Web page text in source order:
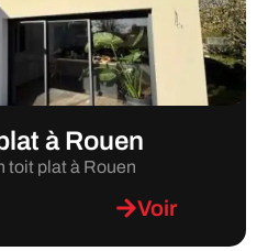
à Rouen
toit plat à Rouen
Voir